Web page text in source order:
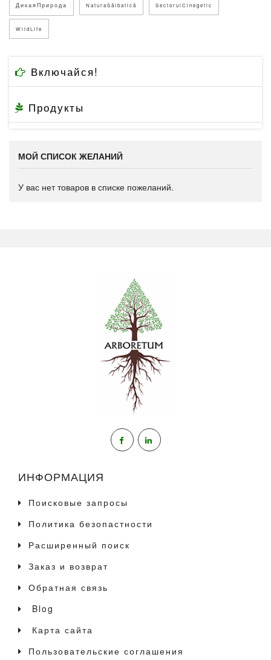
ДикаяПрирода NaturaSălbatică SectorulCinegetic
WildLife
Включайся!
Продукты
МОЙ СПИСОК ЖЕЛАНИЙ
У вас нет товаров в списке пожеланий.
ИНФОРМАЦИЯ
Поисковые запросы
Политика безопастности
Расширенный поиск
Заказ и возврат
Обратная связь
Blog
Карта сайта
Пользовательские соглашения